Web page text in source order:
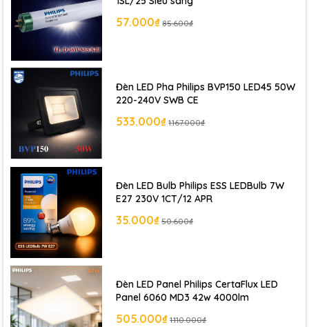
57.000₫ 85.600₫
Đèn LED Pha Philips BVP150 LED45 50W
220-240V SWB CE
533.000₫ 1.167.000₫
Đèn LED Bulb Philips ESS LEDBulb 7W
E27 230V 1CT/12 APR
35.000₫ 50.600₫
Đèn LED Panel Philips CertaFlux LED
Panel 6060 MD3 42w 4000lm
505.000₫ 1.110.000₫